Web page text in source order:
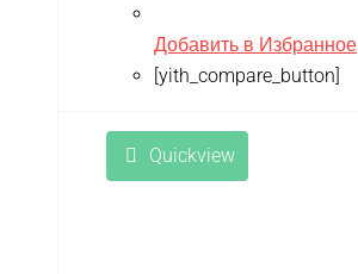
Добавить в Избранное
[yith_compare_button]
Quickview